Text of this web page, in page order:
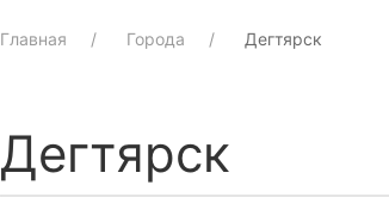
Главная Города Дегтярск
Дегтярск